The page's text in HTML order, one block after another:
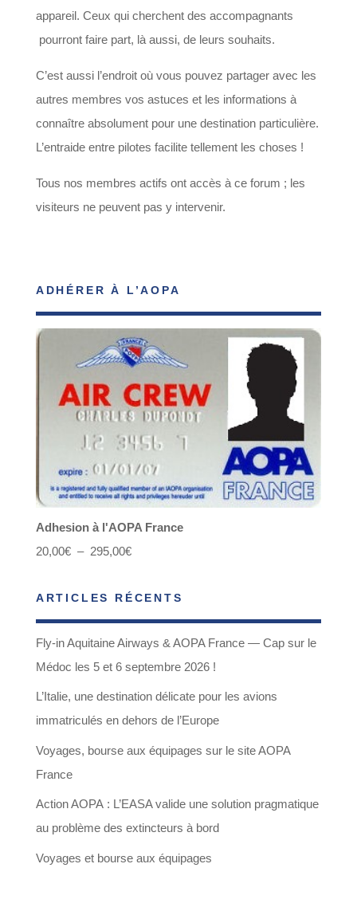
appareil. Ceux qui cherchent des accompagnants
pourront faire part, là aussi, de leurs souhaits.
C’est aussi l’endroit où vous pouvez partager avec les
autres membres vos astuces et les informations à
connaître absolument pour une destination particulière.
L’entraide entre pilotes facilite tellement les choses !
Tous nos membres actifs ont accès à ce forum ; les
visiteurs ne peuvent pas y intervenir.
ADHÉRER À L’AOPA
Adhesion à l'AOPA France
20,00€ – 295,00€Plage
prix :
20,00€
à
295,00€
ARTICLES RÉCENTS
Fly-in Aquitaine Airways & AOPA France — Cap sur le
Médoc les 5 et 6 septembre 2026 !
L’Italie, une destination délicate pour les avions
immatriculés en dehors de l’Europe
Voyages, bourse aux équipages sur le site AOPA
France
Action AOPA : L’EASA valide une solution pragmatique
au problème des extincteurs à bord
Voyages et bourse aux équipages